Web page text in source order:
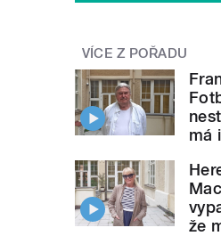
VÍCE Z POŘADU
má
že